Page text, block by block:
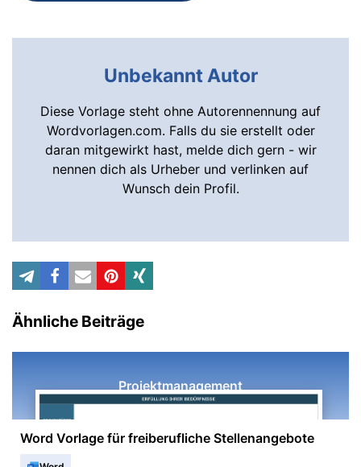
Unbekannt Autor
Diese Vorlage steht ohne Autorennennung auf
Wordvorlagen.com. Falls du sie erstellt oder
daran mitgewirkt hast, melde dich gern - wir
nennen dich als Urheber und verlinken auf
Wunsch dein Profil.
Ähnliche Beiträge
Projektmanagement
Word Vorlage für freiberufliche Stellenangebote